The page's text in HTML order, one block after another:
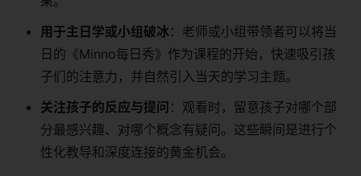
用于主日学或小组破冰：老师或小组带领者可以将当
日的《Minno每日秀》作为课程的开始，快速吸引孩
子们的注意力，并自然引入当天的学习主题。
关注孩子的反应与提问 ：观看时，留意孩子对哪个部
分最感兴趣、对哪个概念有疑问。这些瞬间是进行个
性化教导和深度连接的黄金机会。